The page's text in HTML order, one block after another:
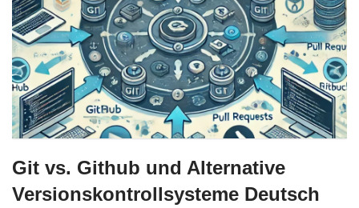
Git vs. Github und Alternative
Versionskontrollsysteme Deutsch